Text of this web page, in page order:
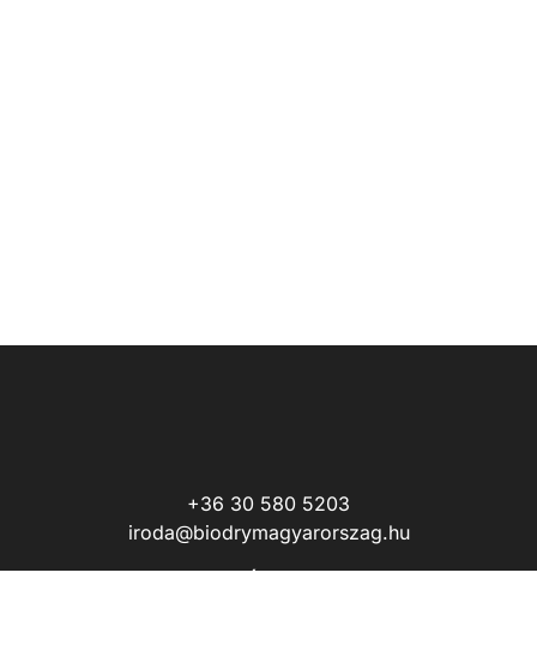
+36 30 580 5203
iroda@biodrymagyarorszag.hu